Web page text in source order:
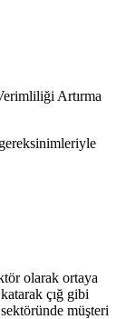
Artırma
olarak ortaya
çığ gibi
müşteri